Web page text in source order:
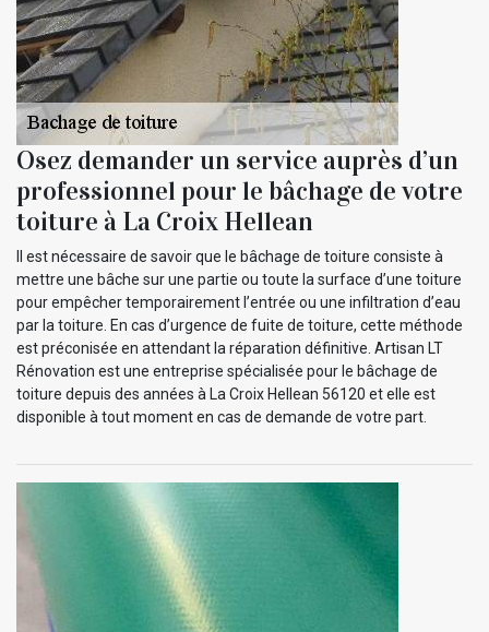
Osez demander un service auprès d’un
professionnel pour le bâchage de votre
toiture à La Croix Hellean
Il est nécessaire de savoir que le bâchage de toiture consiste à
mettre une bâche sur une partie ou toute la surface d’une toiture
pour empêcher temporairement l’entrée ou une infiltration d’eau
par la toiture. En cas d’urgence de fuite de toiture, cette méthode
est préconisée en attendant la réparation définitive. Artisan LT
Rénovation est une entreprise spécialisée pour le bâchage de
toiture depuis des années à La Croix Hellean 56120 et elle est
disponible à tout moment en cas de demande de votre part.